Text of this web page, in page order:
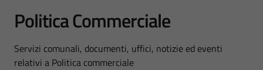
Politica Commerciale
Dettagli dell'argomento
Servizi comunali, documenti, uffici, notizie ed eventi
relativi a Politica commerciale